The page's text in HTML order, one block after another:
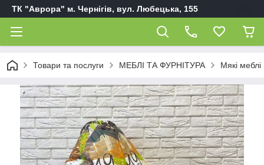
ТК "Аврора" м. Чернігів, вул. Любецька, 155
Товари та послуги МЕБЛІ ТА ФУРНІТУРА Мякі меблі